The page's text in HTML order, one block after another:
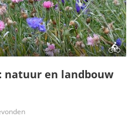
en landbouw